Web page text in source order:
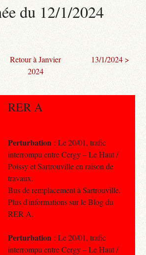
du 12/1/2024
Retour à Janvier
2024
13/1/2024 >
RER A
Perturbation : Le 20/01, trafic
interrompu entre Cergy – Le Haut /
Poissy et Sartrouville en raison de
travaux.
Bus de remplacement à Sartrouville.
Plus d'informations sur le Blog du
RER A.
Perturbation : Le 20/01, trafic
interrompu entre Cergy – Le Haut /